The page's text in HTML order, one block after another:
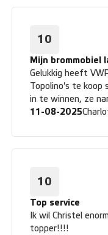
10
Mijn brommobiel
Gelukkig heeft
Topolino's te koop
in te winnen, ze
gehoord en
bezoeken, gezien
verkoop is heel
laadpaal erbij. De
bedrijf 👍
11-08-2025
10
Top service
Ik wil Christel
topper!!!!